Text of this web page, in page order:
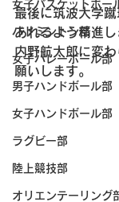
女子バスケットボー
バドミントン部
女子バレーボール部
男子ハンドボール部
女子ハンドボール部
ラグビー部
陸上競技部
オリエンテーリング
最後に筑波大学
あれるよう精進
内野航太郎に変
願いします。